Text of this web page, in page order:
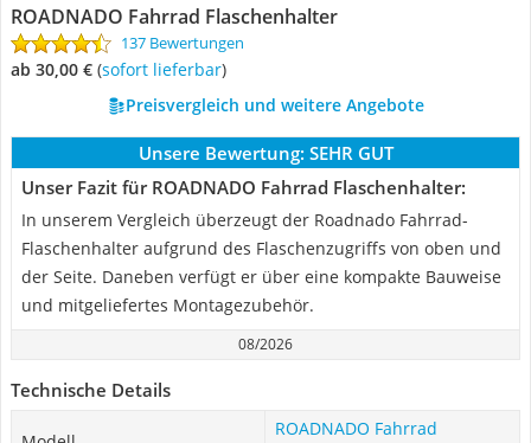
ROADNADO Fahrrad Flaschenhalter
137 Bewertungen
ab 30,00 € ( Sofort lieferbar)
Preisvergleich und weitere Angebote
Unsere Bewertung: SEHR GUT
Unser Fazit für ROADNADO Fahrrad Flaschenhalter:
In unserem Vergleich überzeugt der Roadnado Fahrrad-
Flaschenhalter aufgrund des Flaschenzugriffs von oben und
der Seite. Daneben verfügt er über eine kompakte Bauweise
und mitgeliefertes Montagezubehör.
08/2026
Technische Details
ROADNADO Fahrrad